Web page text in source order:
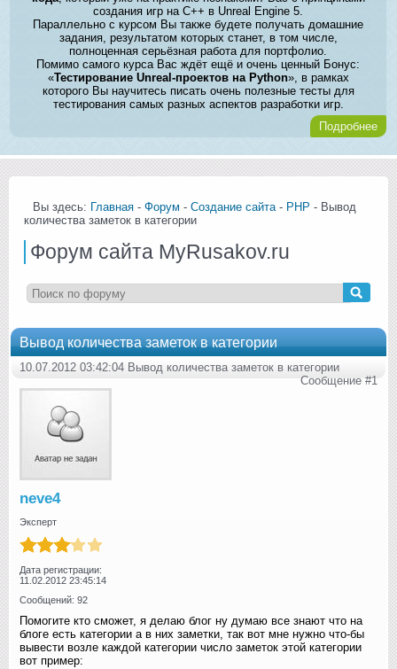
создания игр на C++ в Unreal Engine 5.
Параллельно с курсом Вы также будете получать домашние
задания, результатом которых станет, в том числе,
полноценная серьёзная работа для портфолио.
Помимо самого курса Вас ждёт ещё и очень ценный Бонус:
«Тестирование Unreal-проектов на Python», в рамках
которого Вы научитесь писать очень полезные тесты для
тестирования самых разных аспектов разработки игр.
Подробнее
Вы здесь: Главная - Форум - Создание сайта - PHP - Вывод
количества заметок в категории
Форум сайта MyRusakov.ru
Вывод количества заметок в категории
10.07.2012 03:42:04 Вывод количества заметок в категории
Сообщение #1
neve4
Эксперт
Дата регистрации:
11.02.2012 23:45:14
Сообщений: 92
Помогите кто сможет, я делаю блог ну думаю все знают что на
блоге есть категории а в них заметки, так вот мне нужно что-бы
вывести возле каждой категории число заметок этой категории
вот пример: